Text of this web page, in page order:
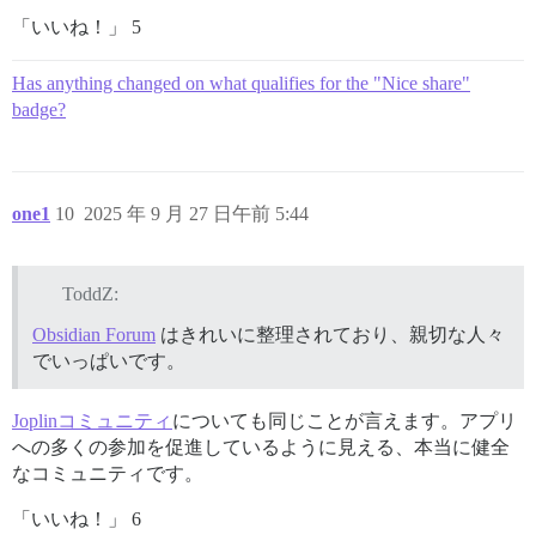
「いいね！」 5
Has anything changed on what qualifies for the "Nice share"
badge?
one1 2025 年 9 月 27 日午前 5:44
10
ToddZ:
Obsidian Forum はきれいに整理されており、親切な人々
でいっぱいです。
Joplinコミュニティ についても同じことが言えます。アプリ
への多くの参加を促進しているように見える、本当に健全
なコミュニティです。
「いいね！」 6